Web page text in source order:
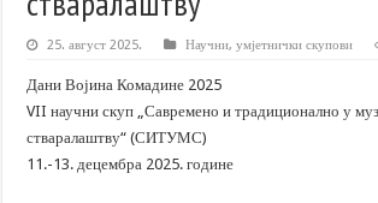
25. август 2025. Научни, умјетнички скупови
Дани Војина Комадине 2025
VII научни скуп „Савремено и традиционално у
стваралаштву“ (СИТУМС)
11.-13. децембра 2025. године